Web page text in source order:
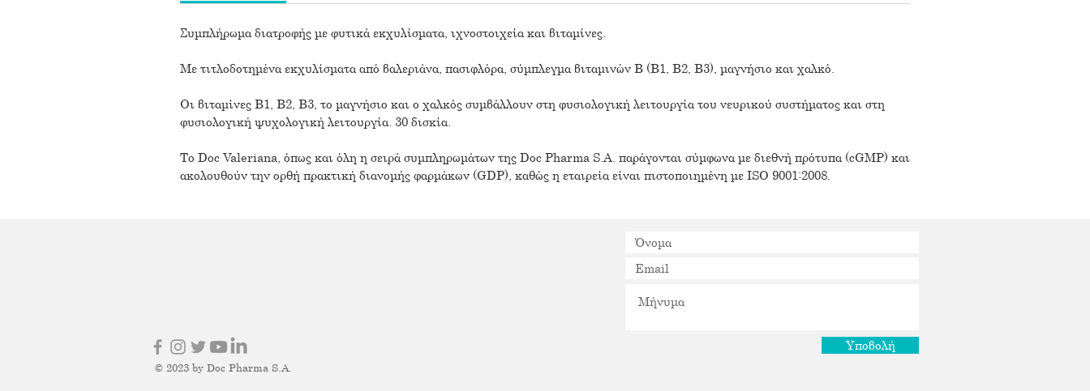
Συμπλήρωμα διατροφής με φυτικά εκχυλίσματα, ιχνοστοιχεία και βιταμίνες.
Mε τιτλοδοτημένα εκχυλίσματα από βαλεριάνα, πασιφλόρα, σύμπλεγμα βιταμινών Β (Β1, Β2, Β3), μαγνήσιο και χαλκό.
Οι βιταμίνες Β1, Β2, Β3, το μαγνήσιο και ο χαλκός συμβάλλουν στη φυσιολογική λειτουργία του νευρικού συστήματος και στη
φυσιολογική ψυχολογική λειτουργία. 30 δισκία.
Το Doc Valeriana, όπως και όλη η σειρά συμπληρωμάτων της Doc Pharma S.A. παράγονται σύμφωνα με διεθνή πρότυπα (cGMP) και
ακολουθούν την ορθή πρακτική διανομής φαρμάκων (GDP), καθώς η εταιρεία είναι πιστοποιημένη με ISO 9001:2008.
© 2023 by Doc Pharma S.A.
Υποβολή